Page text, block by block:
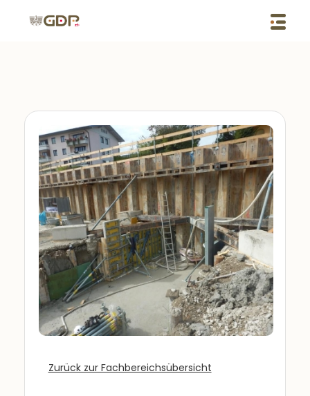
Zurück zur Fachbereichsübersicht